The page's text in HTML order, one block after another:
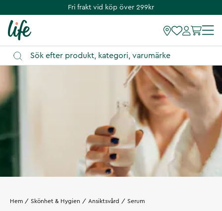
Fri frakt vid köp över 299kr
Hem Skönhet & Hygien Ansiktsvård Serum